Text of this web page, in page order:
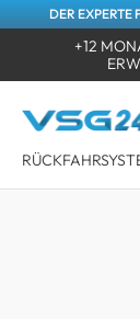
DER EXPERTE
+12